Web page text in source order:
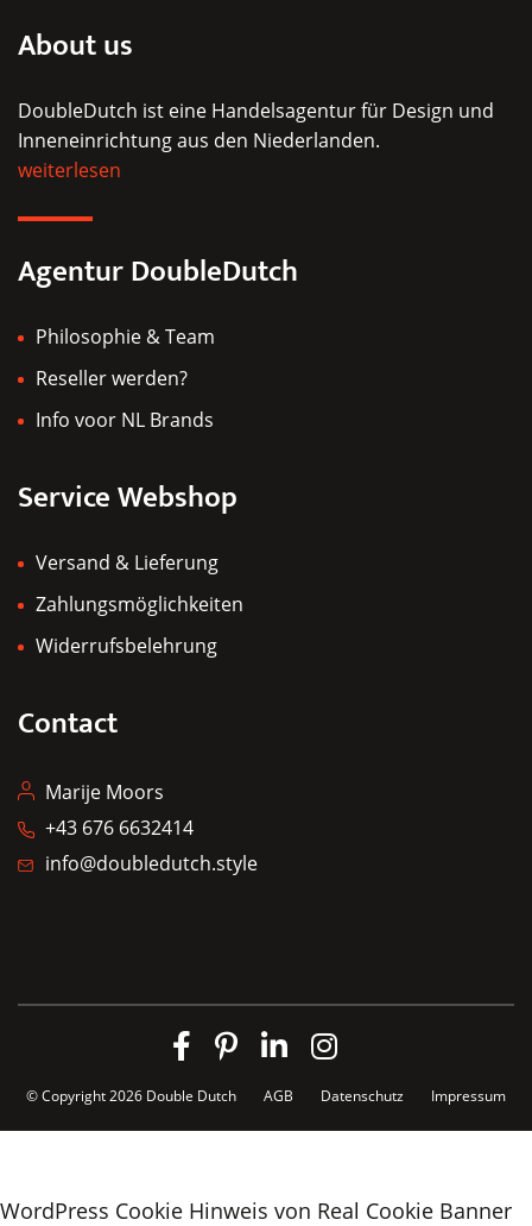
Optionen
können
gewählt
About us
DoubleDutch ist eine Handelsagentur für Design und
Inneneinrichtung aus den Niederlanden.
weiterlesen
Agentur DoubleDutch
Philosophie & Team
Reseller werden?
Info voor NL Brands
Service Webshop
Versand & Lieferung
Zahlungsmöglichkeiten
Widerrufsbelehrung
Contact
Marije Moors
+43 676 6632414
info@doubledutch.style
© Copyright 2026 Double Dutch AGB Datenschutz Impressum
WordPress Cookie Hinweis von Real Cookie Banner